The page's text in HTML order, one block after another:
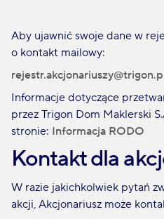
Aby ujawnić swoje dane w
o kontakt mailowy:
Informacje dotyczące
przez Trigon Dom Maklerski
stronie: Informacja RODO
Kontakt dla
W razie jakichkolwiek pytań
akcji, Akcjonariusz może